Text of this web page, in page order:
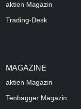
aktien Magazin
Trading-Desk
MAGAZINE
aktien Magazin
Tenbagger Magazin